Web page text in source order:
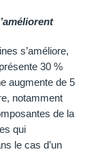
s’améliore,
30 %
augmente de 5
notamment
de la
qui
le cas d’un